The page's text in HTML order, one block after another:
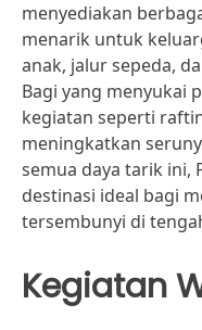
menyediakan
menarik untuk
anak, jalur sepeda,
Bagi yang menyukai
kegiatan seperti
meningkatkan
semua daya tarik ini,
destinasi ideal bagi
tersembunyi di
Kegiatan